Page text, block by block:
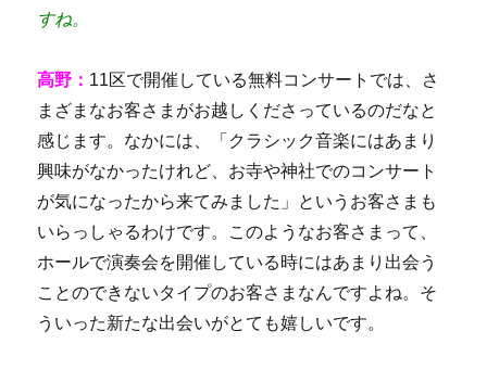
すね。
高野： 11区で開催している無料コンサートでは、さ
まざまなお客さまがお越しくださっているのだなと
感じます。なかには、「クラシック音楽にはあまり
興味がなかったけれど、お寺や神社でのコンサート
が気になったから来てみました」というお客さまも
いらっしゃるわけです。このようなお客さまって、
ホールで演奏会を開催している時にはあまり出会う
ことのできないタイプのお客さまなんですよね。そ
ういった新たな出会いがとても嬉しいです。